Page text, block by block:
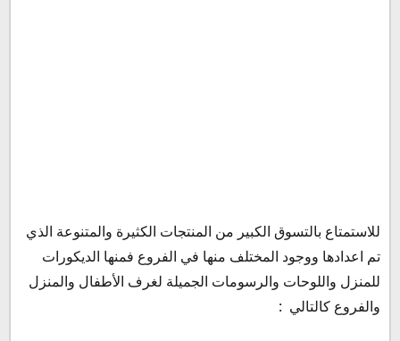
للاستمتاع بالتسوق الكبير من المنتجات الكثيرة والمتنوعة الذي
تم اعدادها ووجود المختلف منها في الفروع فمنها الديكورات
للمنزل واللوحات والرسومات الجميلة لغرف الأطفال والمنزل
والفروع كالتالي :